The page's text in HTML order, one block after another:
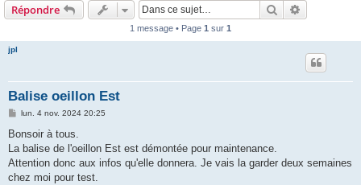
Répondre Rechercher
1 message • Page 1 sur 1
jpl
Balise oeillon Est
M
s
a
g
lun. 4 nov. 2024 20:25
Bonsoir à tous.
La balise de l'oeillon Est est démontée pour maintenance.
Attention donc aux infos qu'elle donnera. Je vais la garder deux semaines
chez moi pour test.